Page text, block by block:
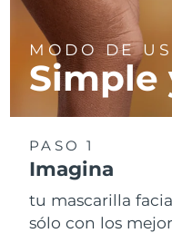
MODO DE
Simple
PASO 1
Imagina
tu mascarilla
sólo con los